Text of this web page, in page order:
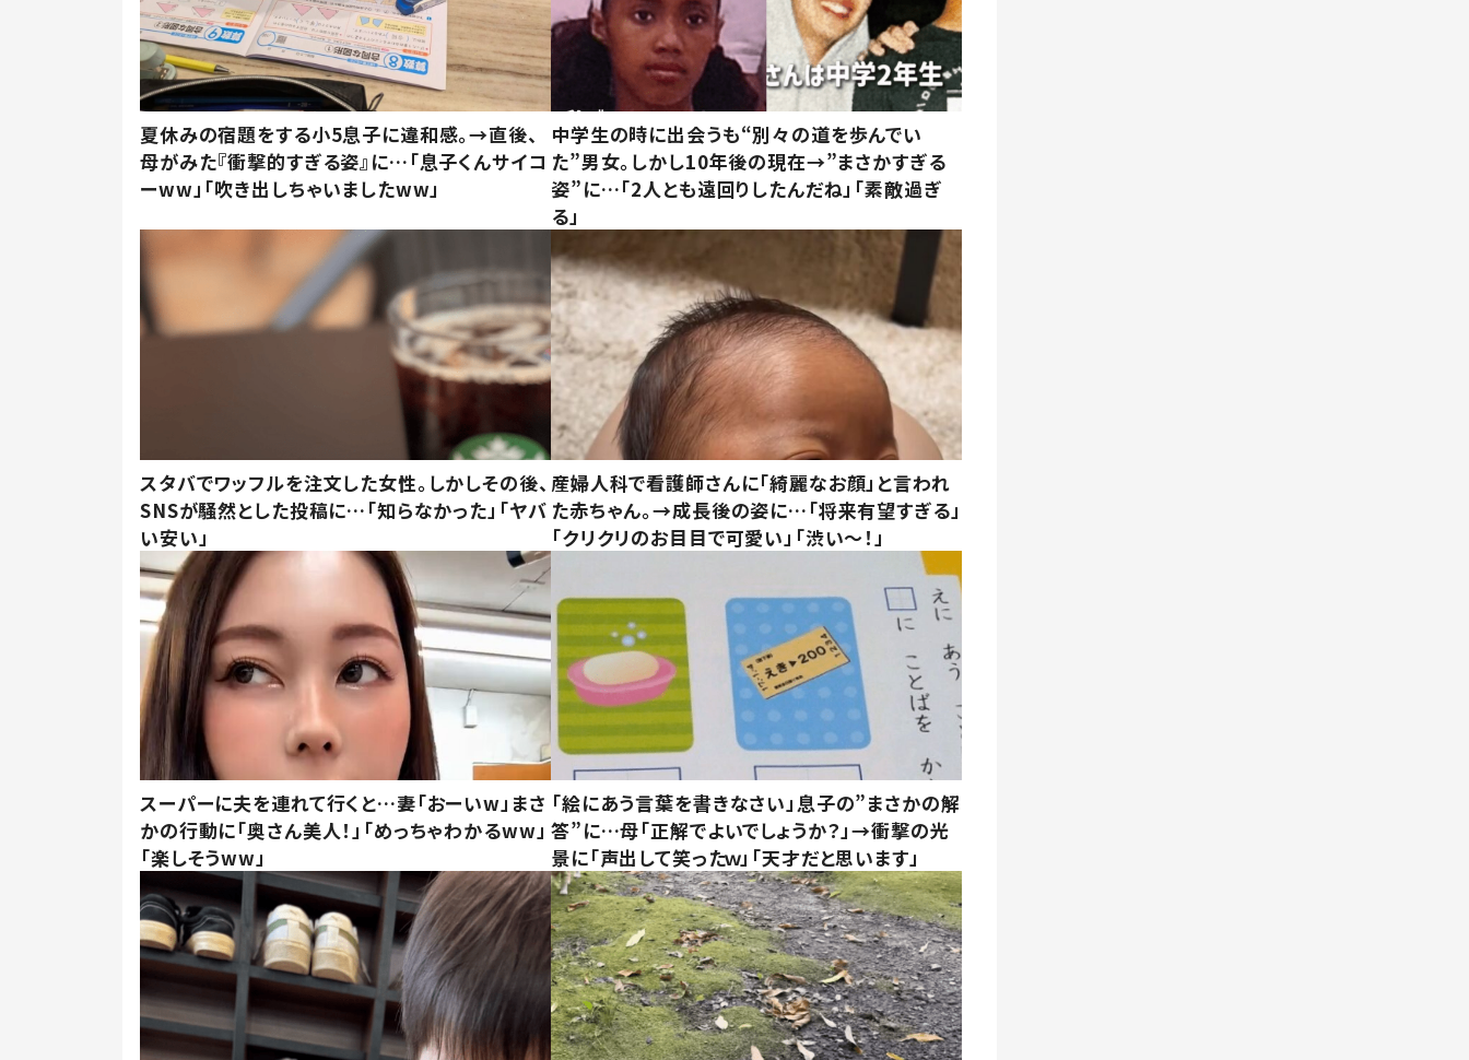
夏休みの宿題をする小5息子に違和感。→直後、
母がみた『衝撃的すぎる姿』に…「息子くんサイコ
ーww」「吹き出しちゃいましたww」
中学生の時に出会うも“別々の道を歩んでい
た”男女。しかし10年後の現在→”まさかすぎる
姿”に…「2人とも遠回りしたんだね」「素敵過ぎ
る」
スタバでワッフルを注文した女性。しかしその後、
SNSが騒然とした投稿に…「知らなかった」「ヤバ
い安い」
産婦人科で看護師さんに「綺麗なお顔」と言われ
た赤ちゃん。→成長後の姿に…「将来有望すぎる」
「クリクリのお目目で可愛い」「渋い～！」
スーパーに夫を連れて行くと…妻「おーいw」まさ
かの行動に「奥さん美人！」「めっちゃわかるww」
「楽しそうww」
「絵にあう言葉を書きなさい」息子の”まさかの解
答”に…母「正解でよいでしょうか？」→衝撃の光
景に「声出して笑ったｗ」「天才だと思います」